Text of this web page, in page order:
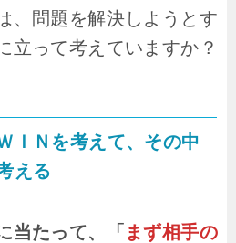
、問題を解決しようとす
立って考えていますか？
ＩＮを考えて、その中
える
当たって、「 まず相手の